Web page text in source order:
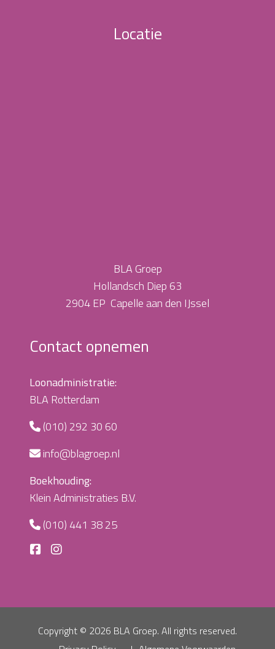
Locatie
BLA Groep
Hollandsch Diep 63
2904 EP Capelle aan den IJssel
Contact opnemen
Loonadministratie:
BLA Rotterdam
(010) 292 30 60
info@blagroep.nl
Boekhouding:
Klein Administraties B.V.
(010) 441 38 25
Copyright © 2026 BLA Groep. All rights reserved.